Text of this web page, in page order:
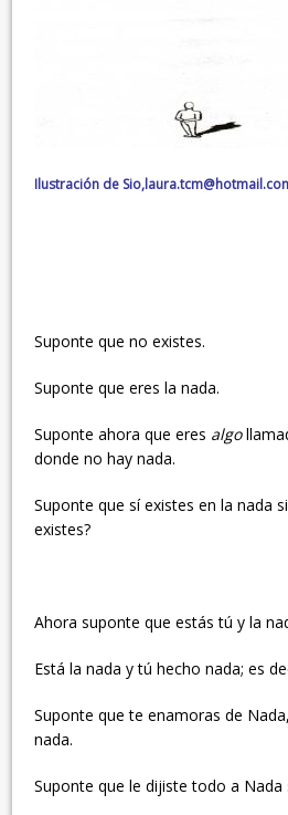
Ilustración de
Suponte que no existes.
Suponte que eres la nada.
Suponte ahora que eres algo
donde no hay nada.
Suponte que sí existes en la nada
existes?
Ahora suponte que estás tú y la
Está la nada y tú hecho nada; es
Suponte que te enamoras de
nada.
Suponte que le dijiste todo a Nada